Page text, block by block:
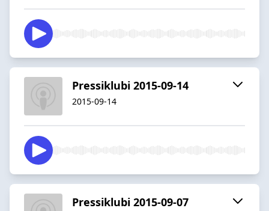
Pressiklubi 2015-09-14
2015-09-14
Pressiklubi 2015-09-07